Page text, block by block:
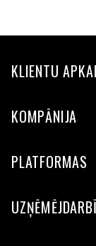
KLIENTU
KOMPĀNIJA
PLATFORMAS